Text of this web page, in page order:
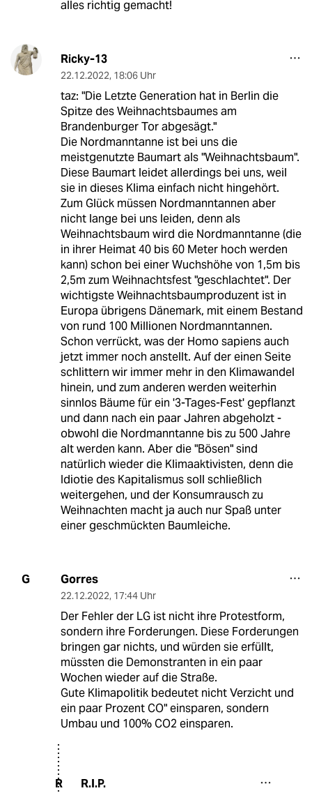
alles richtig gemacht!
Ricky-13
22.12.2022, 18:06 Uhr
taz: "Die Letzte Generation hat in Berlin die
Spitze des Weihnachtsbaumes am
Brandenburger Tor abgesägt."
Die Nordmanntanne ist bei uns die
meistgenutzte Baumart als "Weihnachtsbaum".
Diese Baumart leidet allerdings bei uns, weil
sie in dieses Klima einfach nicht hingehört.
Zum Glück müssen Nordmanntannen aber
nicht lange bei uns leiden, denn als
Weihnachtsbaum wird die Nordmanntanne (die
in ihrer Heimat 40 bis 60 Meter hoch werden
kann) schon bei einer Wuchshöhe von 1,5m bis
2,5m zum Weihnachtsfest "geschlachtet". Der
wichtigste Weihnachtsbaumproduzent ist in
Europa übrigens Dänemark, mit einem Bestand
von rund 100 Millionen Nordmanntannen.
Schon verrückt, was der Homo sapiens auch
jetzt immer noch anstellt. Auf der einen Seite
schlittern wir immer mehr in den Klimawandel
hinein, und zum anderen werden weiterhin
sinnlos Bäume für ein '3-Tages-Fest' gepflanzt
und dann nach ein paar Jahren abgeholzt -
obwohl die Nordmanntanne bis zu 500 Jahre
alt werden kann. Aber die "Bösen" sind
natürlich wieder die Klimaaktivisten, denn die
Idiotie des Kapitalismus soll schließlich
weitergehen, und der Konsumrausch zu
Weihnachten macht ja auch nur Spaß unter
einer geschmückten Baumleiche.
G Gorres
22.12.2022, 17:44 Uhr
Der Fehler der LG ist nicht ihre Protestform,
sondern ihre Forderungen. Diese Forderungen
bringen gar nichts, und würden sie erfüllt,
müssten die Demonstranten in ein paar
Wochen wieder auf die Straße.
Gute Klimapolitik bedeutet nicht Verzicht und
ein paar Prozent CO" einsparen, sondern
Umbau und 100% CO2 einsparen.
R R.I.P.